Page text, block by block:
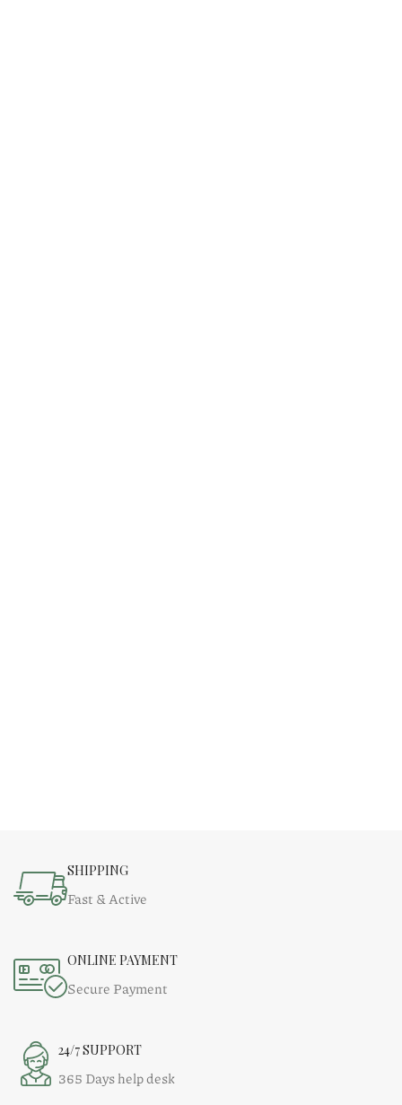
SHIPPING
Fast & Active
ONLINE PAYMENT
Secure Payment
24/7 SUPPORT
365 Days help desk